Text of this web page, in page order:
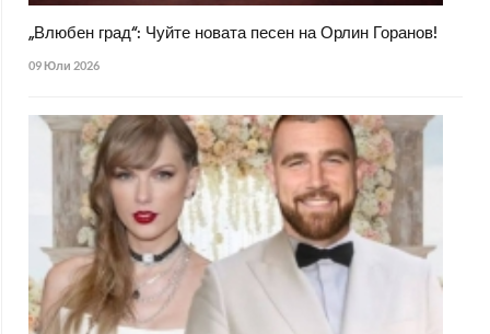
„Влюбен град“: Чуйте новата песен на Орлин Горанов!
09 Юли 2026